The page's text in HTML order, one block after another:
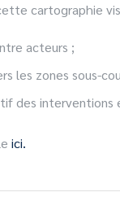
cartographie
acteurs ;
les zones sous-
des interventions
ici.